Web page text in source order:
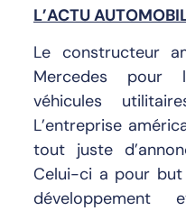
L’ACTU
Le constructeur
Mercedes pour
véhicules
L’entreprise
tout juste
Celui-ci a pour